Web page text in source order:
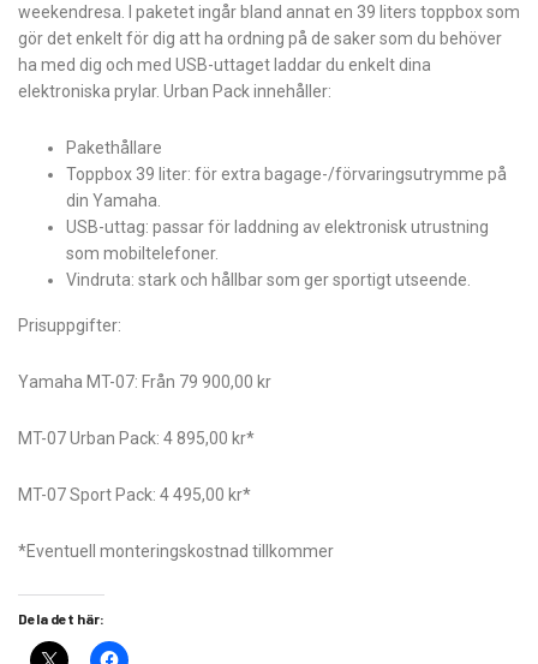
weekendresa. I paketet ingår bland annat en 39 liters toppbox som
gör det enkelt för dig att ha ordning på de saker som du behöver
ha med dig och med USB-uttaget laddar du enkelt dina
elektroniska prylar. Urban Pack innehåller:
Pakethållare
Toppbox 39 liter: för extra bagage-/förvaringsutrymme på
din Yamaha.
USB-uttag: passar för laddning av elektronisk utrustning
som mobiltelefoner.
Vindruta: stark och hållbar som ger sportigt utseende.
Prisuppgifter:
Yamaha MT-07: Från 79 900,00 kr
MT-07 Urban Pack: 4 895,00 kr*
MT-07 Sport Pack: 4 495,00 kr*
*Eventuell monteringskostnad tillkommer
Dela det här: